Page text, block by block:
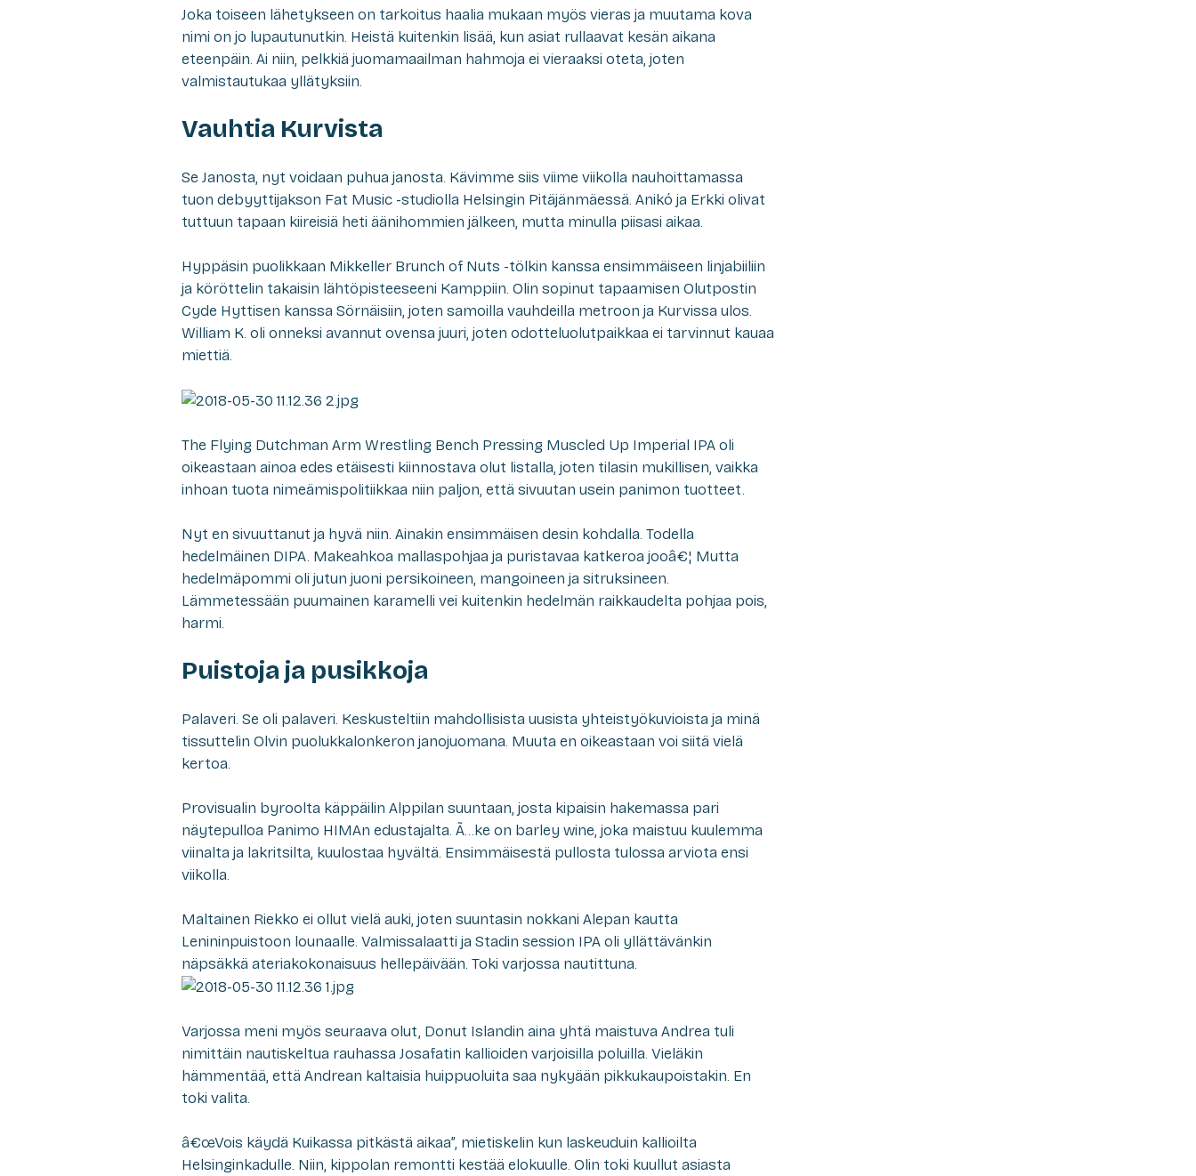
Joka toiseen lähetykseen on tarkoitus haalia mukaan myös vieras ja muutama kova
nimi on jo lupautunutkin. Heistä kuitenkin lisää, kun asiat rullaavat kesän aikana
eteenpäin. Ai niin, pelkkiä juomamaailman hahmoja ei vieraaksi oteta, joten
valmistautukaa yllätyksiin.
Vauhtia Kurvista
Se Janosta, nyt voidaan puhua janosta. Kävimme siis viime viikolla nauhoittamassa
tuon debyyttijakson Fat Music -studiolla Helsingin Pitäjänmäessä. Anikó ja Erkki olivat
tuttuun tapaan kiireisiä heti äänihommien jälkeen, mutta minulla piisasi aikaa.
Hyppäsin puolikkaan Mikkeller Brunch of Nuts -tölkin kanssa ensimmäiseen linjabiiliin
ja köröttelin takaisin lähtöpisteeseeni Kamppiin. Olin sopinut tapaamisen Olutpostin
Cyde Hyttisen kanssa Sörnäisiin, joten samoilla vauhdeilla metroon ja Kurvissa ulos.
William K. oli onneksi avannut ovensa juuri, joten odotteluolutpaikkaa ei tarvinnut kauaa
miettiä.
The Flying Dutchman Arm Wrestling Bench Pressing Muscled Up Imperial IPA oli
oikeastaan ainoa edes etäisesti kiinnostava olut listalla, joten tilasin mukillisen, vaikka
inhoan tuota nimeämispolitiikkaa niin paljon, että sivuutan usein panimon tuotteet.
Nyt en sivuuttanut ja hyvä niin. Ainakin ensimmäisen desin kohdalla. Todella
hedelmäinen DIPA. Makeahkoa mallaspohjaa ja puristavaa katkeroa jooâ€¦ Mutta
hedelmäpommi oli jutun juoni persikoineen, mangoineen ja sitruksineen.
Lämmetessään puumainen karamelli vei kuitenkin hedelmän raikkaudelta pohjaa pois,
harmi.
Puistoja ja pusikkoja
Palaveri. Se oli palaveri. Keskusteltiin mahdollisista uusista yhteistyökuvioista ja minä
tissuttelin Olvin puolukkalonkeron janojuomana. Muuta en oikeastaan voi siitä vielä
kertoa.
Provisualin byroolta käppäilin Alppilan suuntaan, josta kipaisin hakemassa pari
näytepulloa Panimo HIMAn edustajalta. Ã…ke on barley wine, joka maistuu kuulemma
viinalta ja lakritsilta, kuulostaa hyvältä. Ensimmäisestä pullosta tulossa arviota ensi
viikolla.
Maltainen Riekko ei ollut vielä auki, joten suuntasin nokkani Alepan kautta
Lenininpuistoon lounaalle. Valmissalaatti ja Stadin session IPA oli yllättävänkin
näpsäkkä ateriakokonaisuus hellepäivään. Toki varjossa nautittuna.
Varjossa meni myös seuraava olut, Donut Islandin aina yhtä maistuva Andrea tuli
nimittäin nautiskeltua rauhassa Josafatin kallioiden varjoisilla poluilla. Vieläkin
hämmentää, että Andrean kaltaisia huippuoluita saa nykyään pikkukaupoistakin. En
toki valita.
â€œVois käydä Kuikassa pitkästä aikaa”, mietiskelin kun laskeuduin kallioilta
Helsinginkadulle. Niin, kippolan remontti kestää elokuulle. Olin toki kuullut asiasta